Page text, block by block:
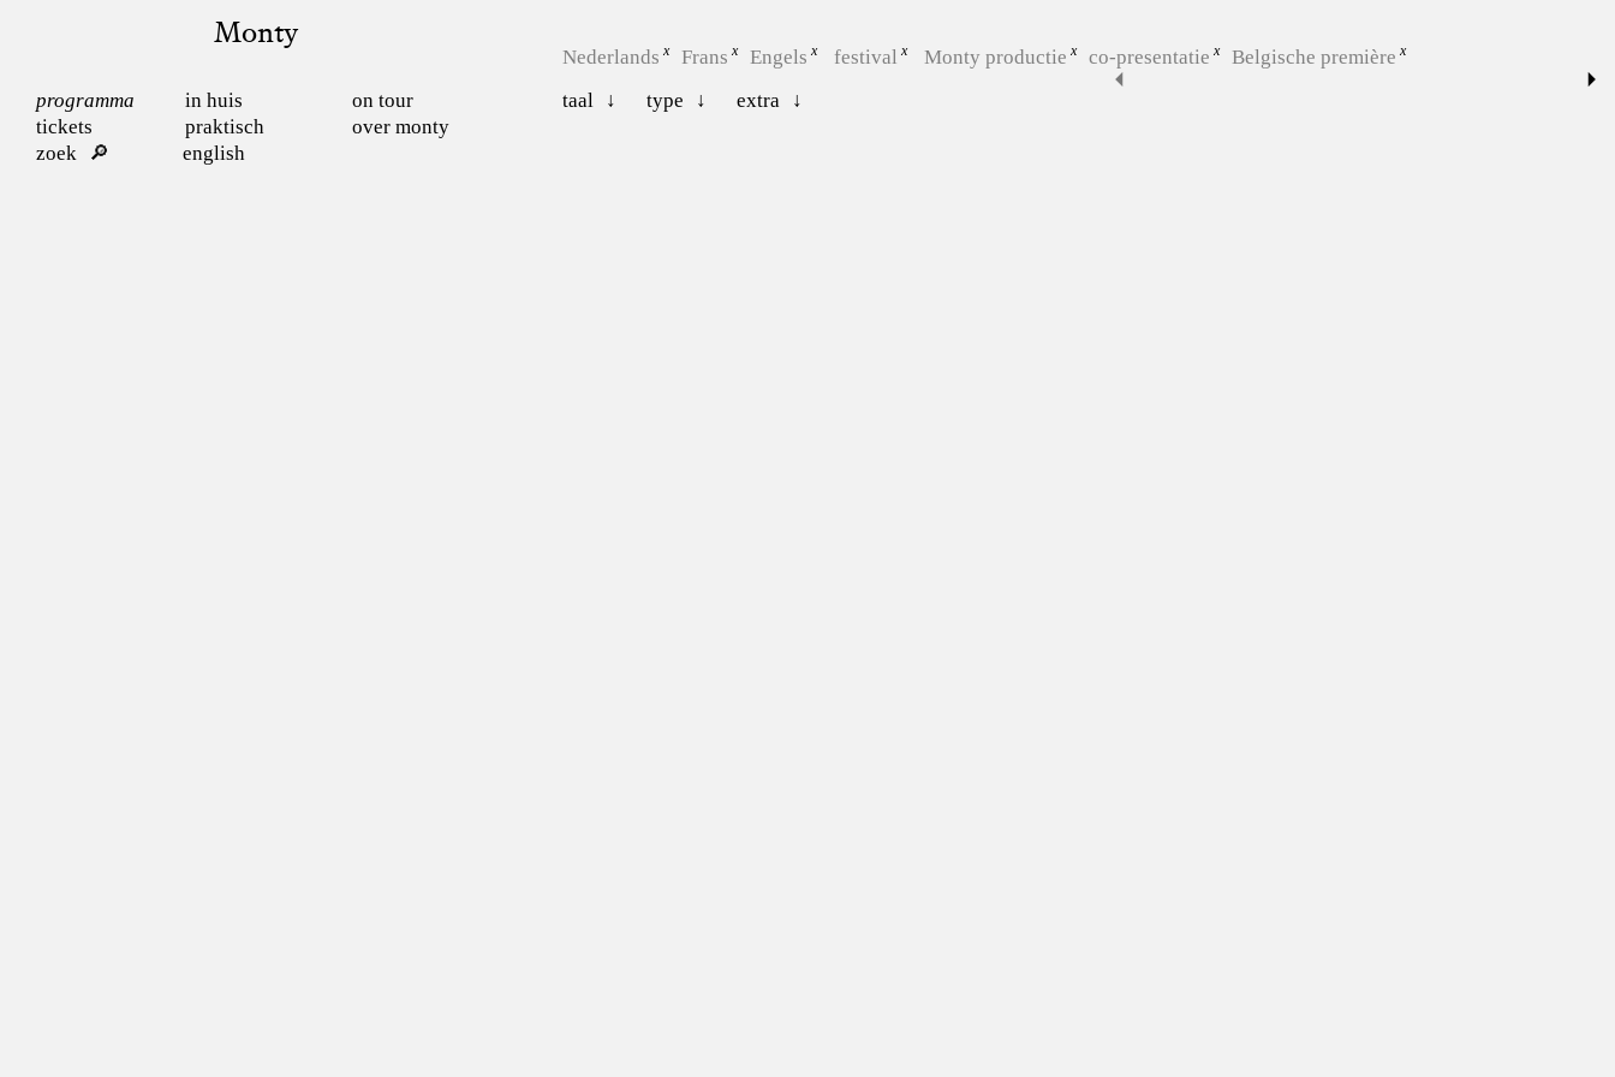
Monty
programma in huis
on tour
tickets
praktisch
over monty
zoek
english
Nederlands Frans Engels festival Monty productie co-presentatie
Belgische première
taal
type extra